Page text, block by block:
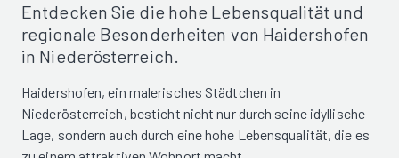
Entdecken Sie die hohe Lebensqualität und
regionale Besonderheiten von Haidershofen
in Niederösterreich.
Haidershofen, ein malerisches Städtchen in
Niederösterreich, besticht nicht nur durch seine idyllische
Lage, sondern auch durch eine hohe Lebensqualität, die es